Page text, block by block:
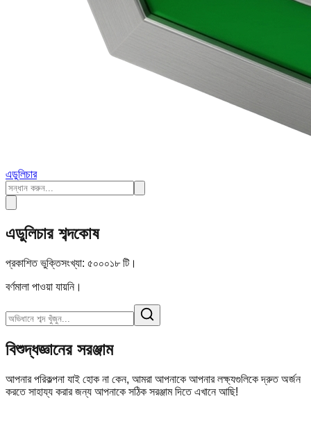
এডুলিচার
এডুলিচার শব্দকোষ
প্রকাশিত ভুক্তিসংখ্যা: ৫০০০১৮টি।
বর্ণমালা পাওয়া যায়নি।
বিশুদ্ধজ্ঞানের সরঞ্জাম
আপনার পরিকল্পনা যাই হোক না কেন, আমরা আপনাকে আপনার লক্ষ্যগুলিকে দ্রুত অর্জন
করতে সাহায্য করার জন্য আপনাকে সঠিক সরঞ্জাম দিতে এখানে আছি!